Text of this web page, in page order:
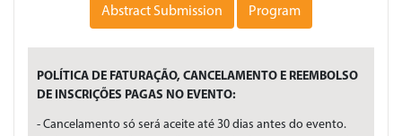
Abstract Submission Program
POLÍTICA DE FATURAÇÃO, CANCELAMENTO E REEMBOLSO
DE INSCRIÇÕES PAGAS NO EVENTO:
- Cancelamento só será aceite até 30 dias antes do evento.